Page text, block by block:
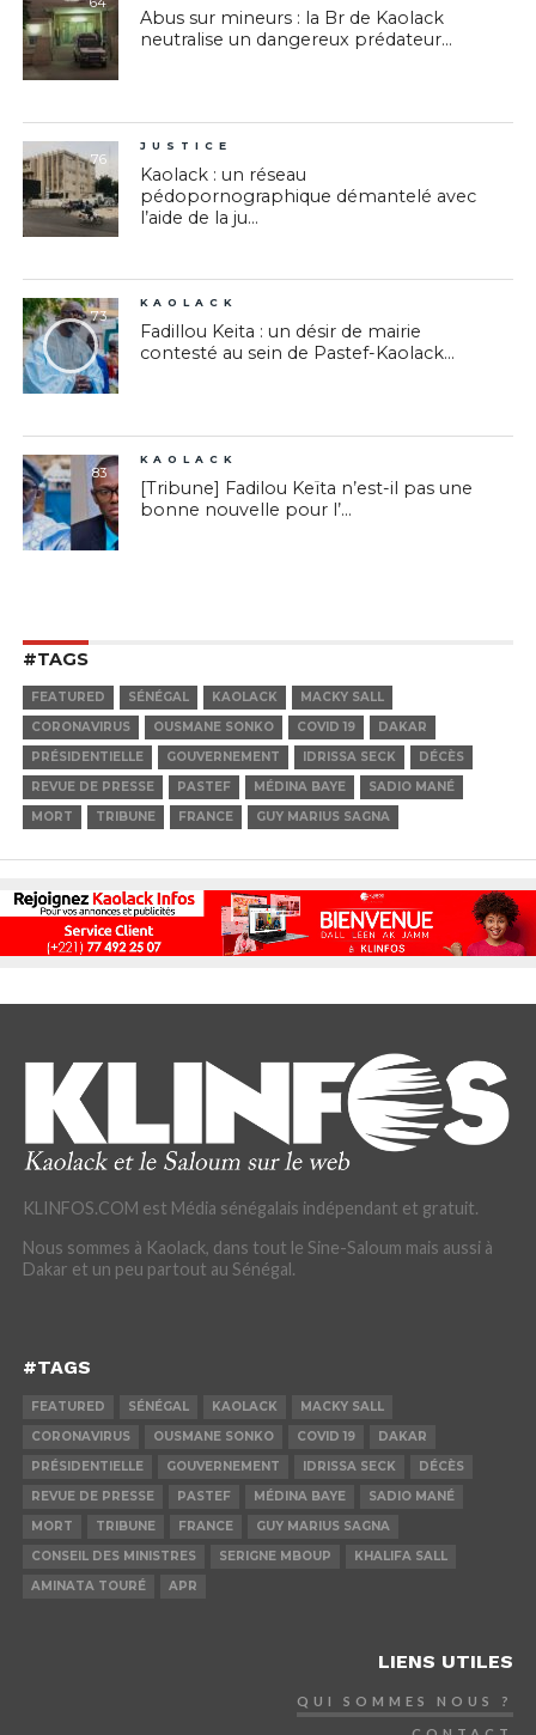
Abus sur mineurs : la Br de Kaolack
neutralise un dangereux prédateur...
76
JUSTICE
Kaolack : un réseau
pédopornographique démantelé avec
l’aide de la ju...
73
KAOLACK
Fadillou Keita : un désir de mairie
contesté au sein de Pastef-Kaolack...
83
KAOLACK
[Tribune] Fadilou Keïta n’est-il pas une
bonne nouvelle pour l’...
#TAGS
FEATURED SÉNÉGAL KAOLACK
MACKY SALL
CORONAVIRUS
OUSMANE SONKO COVID 19
DAKAR
PRÉSIDENTIELLE
GOUVERNEMENT IDRISSA SECK
DÉCÈS
REVUE DE PRESSE
PASTEF MÉDINA BAYE
SADIO MANÉ
MORT
TRIBUNE FRANCE GUY MARIUS SAGNA
KLINFOS.COM est Média sénégalais indépendant et gratuit.
Nous sommes à Kaolack, dans tout le Sine-Saloum mais aussi à
Dakar et un peu partout au Sénégal.
#TAGS
FEATURED SÉNÉGAL KAOLACK
MACKY SALL
CORONAVIRUS
OUSMANE SONKO COVID 19
DAKAR
PRÉSIDENTIELLE
GOUVERNEMENT IDRISSA SECK
DÉCÈS
REVUE DE PRESSE
PASTEF MÉDINA BAYE
SADIO MANÉ
MORT
TRIBUNE FRANCE
GUY MARIUS SAGNA
CONSEIL DES MINISTRES
SERIGNE MBOUP
KHALIFA SALL
AMINATA TOURÉ
APR
LIENS UTILES
QUI SOMMES NOUS ?